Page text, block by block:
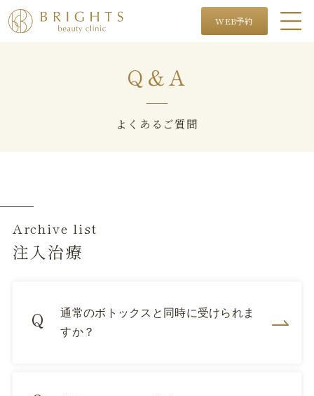
WEB予約
Q＆A
よくあるご質問
Archive list
注入治療
通常のボトックスと同時に受けられま
すか？